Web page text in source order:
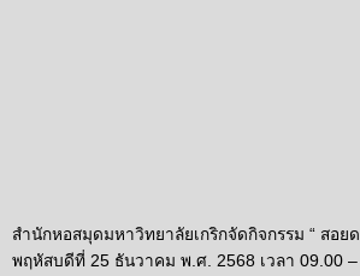
สำนักหอสมุดมหาวิทยาลัยเกริกจัดกิจกรรม “ สอย
พฤหัสบดีที่ 25 ธันวาคม พ.ศ. 2568 เวลา 09.00